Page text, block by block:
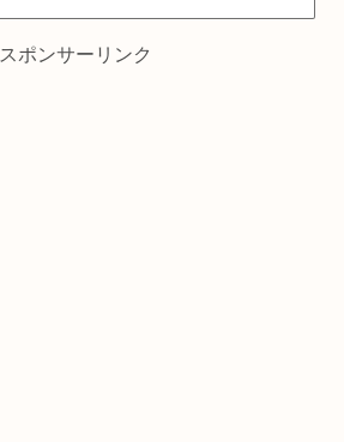
スポンサーリンク